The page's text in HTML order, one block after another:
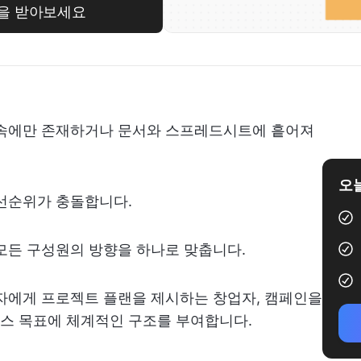
받아보세요
만 존재하거나 문서와 스프레드시트에 흩어져
순위가 충돌합니다.
구성원의 방향을 하나로 맞춥니다.
게 프로젝트 플랜을 제시하는 창업자, 캠페인을
목표에 체계적인 구조를 부여합니다.
오